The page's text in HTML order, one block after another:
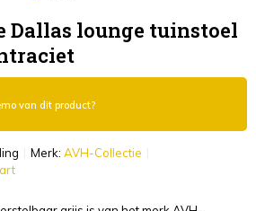
Dallas lounge tuinstoel
van dit product?
Merk: AVH-Collectie